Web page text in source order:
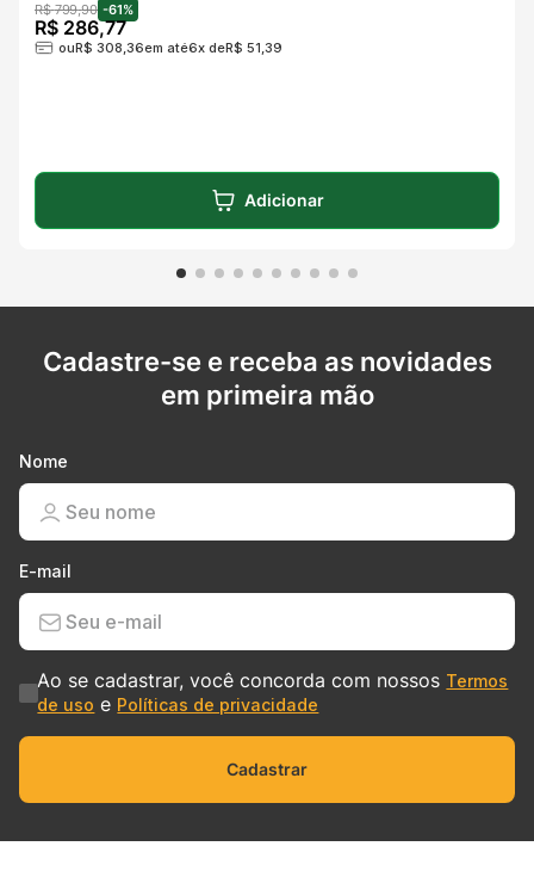
R$ 799,90 -61%
R$ 286,77
ouR$ 308,36em até6x deR$ 51,39
Adicionar
Cadastre-se e receba as novidades
em primeira mão
Nome
E-mail
Ao se cadastrar, você concorda com nossos Termos
de uso e Políticas de privacidade
Cadastrar